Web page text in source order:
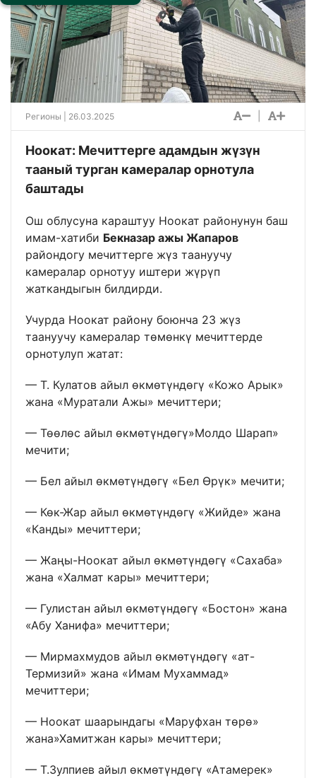
Регионы | 26.03.2025
Ноокат: Мечиттерге адамдын жүзүн
тааный турган камералар орнотула
баштады
Ош облусуна караштуу Ноокат районунун баш
имам-хатиби Бекназар ажы Жапаров
райондогу мечиттерге жүз таануучу
камералар орнотуу иштери жүрүп
жаткандыгын билдирди.
Учурда Ноокат району боюнча 23 жүз
таануучу камералар төмөнкү мечиттерде
орнотулуп жатат:
— Т. Кулатов айыл өкмөтүндөгү «Кожо Арык»
жана «Муратали Ажы» мечиттери;
— Төөлөс айыл өкмөтүндөгү»Молдо Шарап»
мечити;
— Бел айыл өкмөтүндөгү «Бел Өрүк» мечити;
— Көк-Жар айыл өкмөтүндөгү «Жийде» жана
«Канды» мечиттери;
— Жаңы-Ноокат айыл өкмөтүндөгү «Сахаба»
жана «Халмат кары» мечиттери;
— Гулистан айыл өкмөтүндөгү «Бостон» жана
«Абу Ханифа» мечиттери;
— Мирмахмудов айыл өкмөтүндөгү «ат-
Термизий» жана «Имам Мухаммад»
мечиттери;
— Ноокат шаарындагы «Маруфхан төрө»
жана»Хамитжан кары» мечиттери;
— Т.Зулпиев айыл өкмөтүндөгү «Атамерек»